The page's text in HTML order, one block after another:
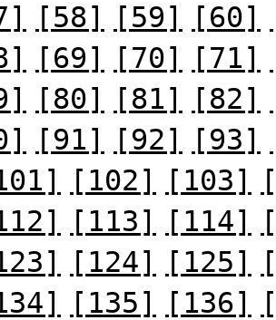
[58] [59] [60]
[69] [70] [71]
[80] [81] [82]
[91] [92] [93]
[102] [103]
[113] [114]
[124] [125]
[135] [136]